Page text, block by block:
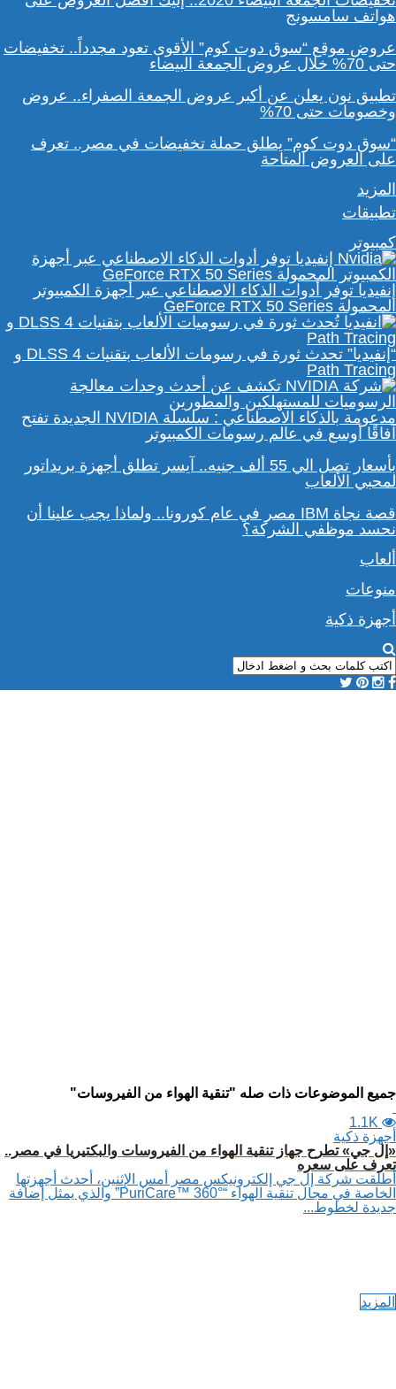
هواتف سامسونج
عروض موقع “سوق دوت كوم” الأقوى تعود مجدداً.. تخفيضات
حتى 70% خلال عروض الجمعة البيضاء
تطبيق نون يعلن عن أكبر عروض الجمعة الصفراء.. عروض
وخصومات حتى 70%
“سوق دوت كوم” يطلق حملة تخفيضات في مصر.. تعرف
على العروض المتاحة
المزيد
تطبيقات
كمبيوتر
إنفيديا توفر أدوات الذكاء الاصطناعي عبر أجهزة الكمبيوتر
المحمولة GeForce RTX 50 Series
“إنفيديا” تحدث ثورة في رسومات الألعاب بتقنيات DLSS 4 و
Path Tracing
مدعومة بالذكاء الاصطناعي : سلسلة NVIDIA الجديدة تفتح
آفاقًا أوسع في عالم رسومات الكمبيوتر
بأسعار تصل الي 55 ألف جنيه.. آيسر تطلق أجهزة بريداتور
لمحبي الألعاب
قصة نجاة IBM مصر في عام كورونا.. ولماذا يجب علينا أن
نحسد موظفي الشركة؟
ألعاب
منوعات
أجهزة ذكية
جميع الموضوعات ذات صله "تنقية الهواء من الفيروسات"
1.1K
أجهزة ذكية
«إل جي» تطرح جهاز تنقية الهواء من الفيروسات والبكتيريا في مصر..
تعرف على سعره
أطلقت شركة إل جي إلكترونيكس مصر أمس الإثنين، أحدث أجهزتها
الخاصة في مجال تنقية الهواء “PuriCare™️ 360°” والذي يمثل إضافة
جديدة لخطوط...
المزيد